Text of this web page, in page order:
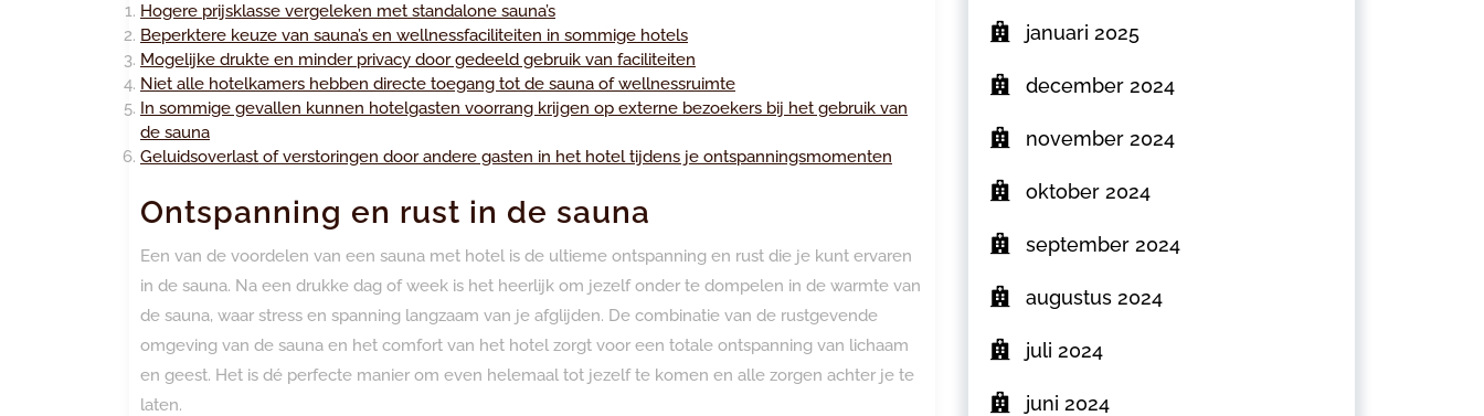
Hogere prijsklasse vergeleken met standalone sauna’s
Beperktere keuze van sauna’s en wellnessfaciliteiten in sommige hotels
Mogelijke drukte en minder privacy door gedeeld gebruik van faciliteiten
Niet alle hotelkamers hebben directe toegang tot de sauna of wellnessruimte
In sommige gevallen kunnen hotelgasten voorrang krijgen op externe bezoekers bij het gebruik van
de sauna
Geluidsoverlast of verstoringen door andere gasten in het hotel tijdens je ontspanningsmomenten
Ontspanning en rust in de sauna
Een van de voordelen van een sauna met hotel is de ultieme ontspanning en rust die je kunt ervaren
in de sauna. Na een drukke dag of week is het heerlijk om jezelf onder te dompelen in de warmte van
de sauna, waar stress en spanning langzaam van je afglijden. De combinatie van de rustgevende
omgeving van de sauna en het comfort van het hotel zorgt voor een totale ontspanning van lichaam
en geest. Het is dé perfecte manier om even helemaal tot jezelf te komen en alle zorgen achter je te
laten.
januari 2025
december 2024
november 2024
oktober 2024
september 2024
augustus 2024
juli 2024
juni 2024